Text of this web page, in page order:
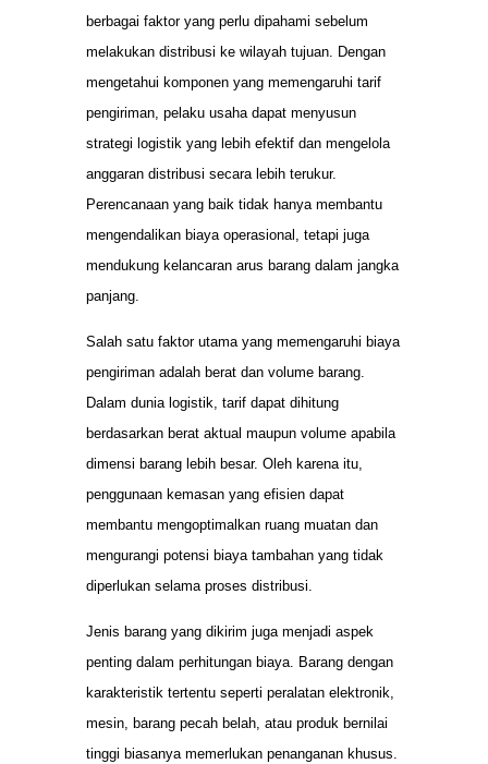
berbagai faktor yang perlu dipahami sebelum
melakukan distribusi ke wilayah tujuan. Dengan
mengetahui komponen yang memengaruhi tarif
pengiriman, pelaku usaha dapat menyusun
strategi logistik yang lebih efektif dan mengelola
anggaran distribusi secara lebih terukur.
Perencanaan yang baik tidak hanya membantu
mengendalikan biaya operasional, tetapi juga
mendukung kelancaran arus barang dalam jangka
panjang.
Salah satu faktor utama yang memengaruhi biaya
pengiriman adalah berat dan volume barang.
Dalam dunia logistik, tarif dapat dihitung
berdasarkan berat aktual maupun volume apabila
dimensi barang lebih besar. Oleh karena itu,
penggunaan kemasan yang efisien dapat
membantu mengoptimalkan ruang muatan dan
mengurangi potensi biaya tambahan yang tidak
diperlukan selama proses distribusi.
Jenis barang yang dikirim juga menjadi aspek
penting dalam perhitungan biaya. Barang dengan
karakteristik tertentu seperti peralatan elektronik,
mesin, barang pecah belah, atau produk bernilai
tinggi biasanya memerlukan penanganan khusus.